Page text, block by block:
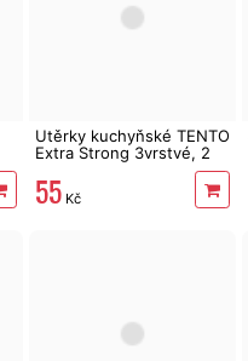
Utěrky kuchyňské TENTO
Extra Strong 3vrstvé, 2
55 Kč